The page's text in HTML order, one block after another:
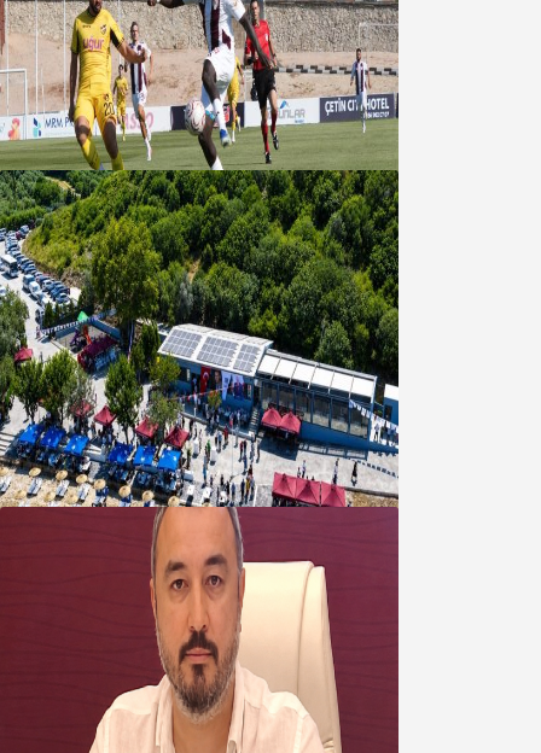
Bandırmaspor’dan 3 gollü başlangıç
08 Ağustos 2026
Bandırma Belediyesinden
Şirinçavuş’a hayat veren tesis
08 Ağustos 2026
Oğuzbeyi’nden Balıkesirspor